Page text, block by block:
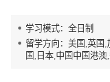
学习模式：全日制
留学方向：美国,英国
国,日本,中国中国港